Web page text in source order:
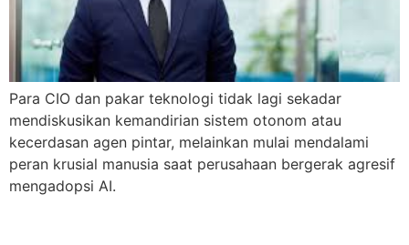
Para CIO dan pakar teknologi tidak lagi sekadar
mendiskusikan kemandirian sistem otonom atau
kecerdasan agen pintar, melainkan mulai mendalami
peran krusial manusia saat perusahaan bergerak agresif
mengadopsi AI.